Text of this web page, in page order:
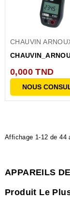
CHAUVIN
600A...
0,000 TND
NOUS
Affichage 1-12 de 44
APPAREILS
Produit Le